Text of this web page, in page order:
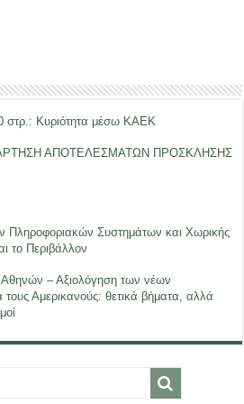
στρ.: Κυριότητα μέσω ΚΑΕΚ
ΑΠΟΤΕΛΕΣΜΑΤΩΝ ΠΡΟΣΚΛΗΣΗΣ
Πληροφοριακών Συστημάτων και Χωρικής
το Περιβάλλον
Αθηνών – Αξιολόγηση των νέων
Αμερικανούς: θετικά βήματα, αλλά